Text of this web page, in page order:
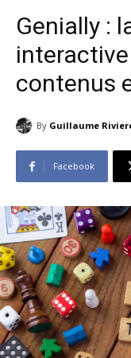
Genially :
contenus
By Guillaume
Facebook